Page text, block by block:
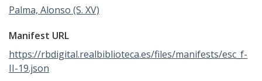
Palma, Alonso (S. XV)
Manifest URL
https://rbdigital.realbiblioteca.es/files/manifests/esc_f-
II-19.json